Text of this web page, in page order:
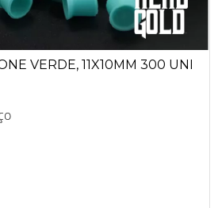
VERDE, 11X10MM 300 UNI